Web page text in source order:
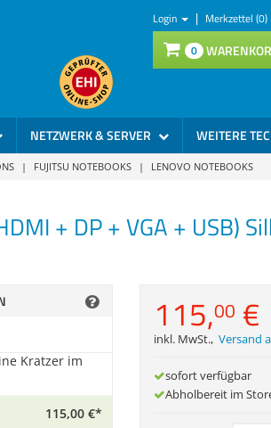
Login | Merkzettel (0)
0
NETZWERK & SERVER WEITERE
| FUJITSU NOTEBOOKS | LENOVO NOTEBOOKS
+ DP + VGA + USB)
kleiner, leichter
dadurch nicht
Kratzer im
115,00 €*
115,00 €
inkl. MwSt., Versand
sofort verfügbar
Abholbereit im